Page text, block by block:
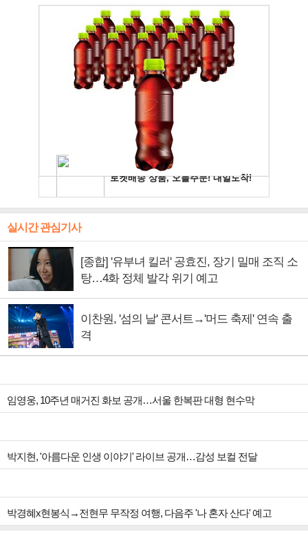
실시간 관심기사
[종합] '유부녀 킬러' 공효진, 장기 밀매 조직 소
탕…4화 정체 발각 위기 예고
이찬원, '섬의 날' 콘서트→'머드 축제' 연속 출
격
임영웅, 10주년 매거진 화보 공개…서울 한복판 대형 현수막
박지현, '아름다운 인생 이야기' 라이브 공개…감성 보컬 전달
박경혜x현봉식→전현무 무작정 여행, 다음주 '나 혼자 산다' 예고